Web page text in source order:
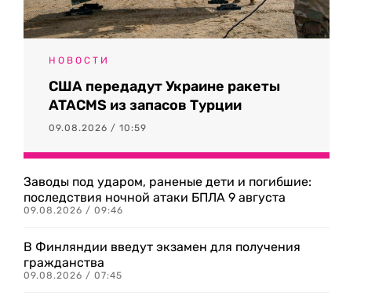
НОВОСТИ
США передадут Украине ракеты
ATACMS из запасов Турции
09.08.2026 / 10:59
Заводы под ударом, раненые дети и погибшие:
последствия ночной атаки БПЛА 9 августа
09.08.2026 / 09:46
В Финляндии введут экзамен для получения
гражданства
09.08.2026 / 07:45